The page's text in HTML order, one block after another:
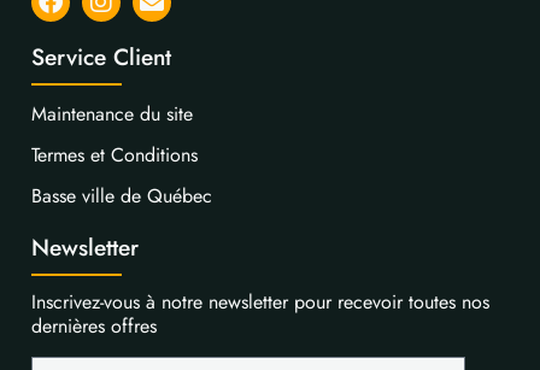
Service Client
Maintenance du site
Termes et Conditions
Basse ville de Québec
Newsletter
Inscrivez-vous à notre newsletter pour recevoir toutes nos
dernières offres